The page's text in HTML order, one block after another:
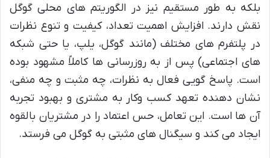
بلکه به طور مستقیم نیز در الگوریتم های محلی گوگل
نقش دارند. افزایش اهمیت تعداد، کیفیت و تنوع نظرات
در پلتفرم های مختلف (مانند گوگل، یلپ، یا حتی شبکه
های اجتماعی) پس از به روزرسانی ها کاملاً مشهود بوده
است. پاسخ گویی فعال به نظرات، چه مثبت و چه منفی،
نشان دهنده تعهد کسب وکار به مشتری و بهبود تجربه
آن ها است. این تعامل، حس اعتماد را در مشتریان بالقوه
ایجاد می کند و سیگنال های مثبتی به گوگل می فرستد.